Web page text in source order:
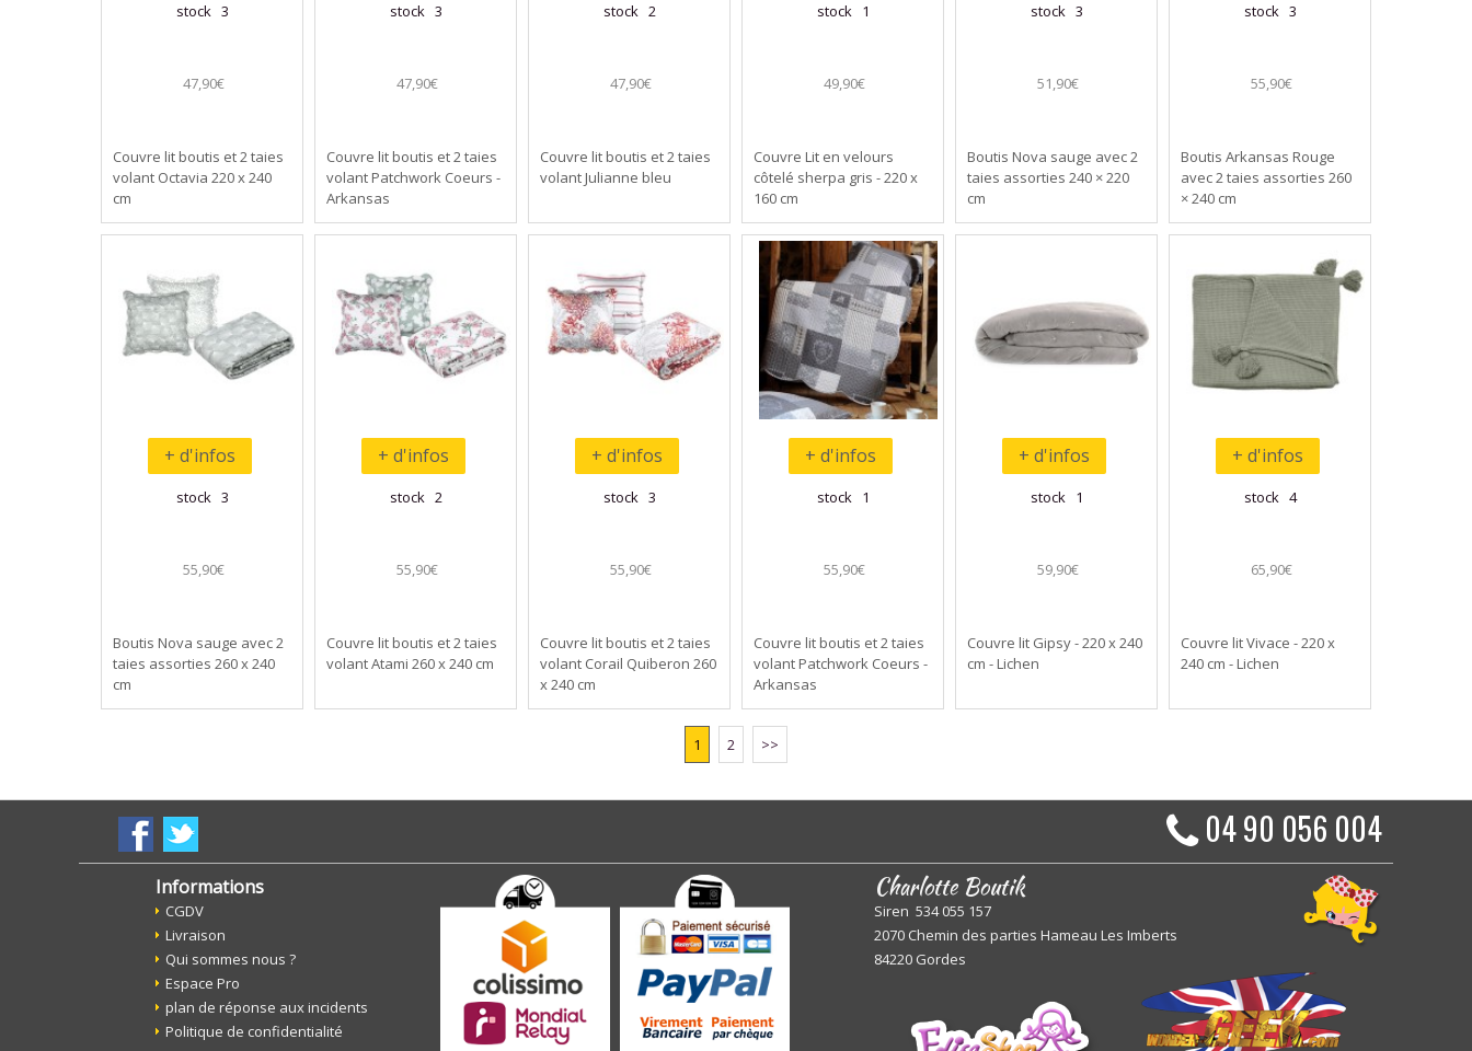
stock 3
47,90€
Couvre lit boutis et 2 taies
volant Octavia 220 x 240
cm
stock 3
47,90€
Couvre lit boutis et 2 taies
volant Patchwork Coeurs -
Arkansas
stock 2
47,90€
Couvre lit boutis et 2 taies
volant Julianne bleu
stock 1
49,90€
Couvre Lit en velours
côtelé sherpa gris - 220 x
160 cm
stock 3
51,90€
Boutis Nova sauge avec 2
taies assorties 240 × 220
cm
stock 3
55,90€
Boutis Arkansas Rouge
avec 2 taies assorties 260
× 240 cm
+ d'infos
stock 3
55,90€
Boutis Nova sauge avec 2
taies assorties 260 x 240
cm
+ d'infos
stock 2
55,90€
Couvre lit boutis et 2 taies
volant Atami 260 x 240 cm
+ d'infos
stock 3
55,90€
Couvre lit boutis et 2 taies
volant Corail Quiberon 260
x 240 cm
+ d'infos
stock 1
55,90€
Couvre lit boutis et 2 taies
volant Patchwork Coeurs -
Arkansas
+ d'infos
stock 1
59,90€
Couvre lit Gipsy - 220 x 240
cm - Lichen
+ d'infos
stock 4
65,90€
Couvre lit Vivace - 220 x
240 cm - Lichen
1 2 >>
04 90 056 004
Informations
CGDV
Livraison
Qui sommes nous ?
Espace Pro
plan de réponse aux incidents
Politique de confidentialité
Charlotte Boutik
Siren 534 055 157
2070 Chemin des parties Hameau Les Imberts
84220 Gordes